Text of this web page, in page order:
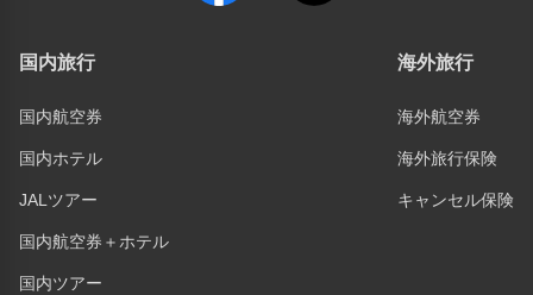
国内旅行
国内航空券
国内ホテル
JALツアー
国内航空券＋ホテル
国内ツアー
海外旅行
海外航空券
海外旅行保険
キャンセル保険